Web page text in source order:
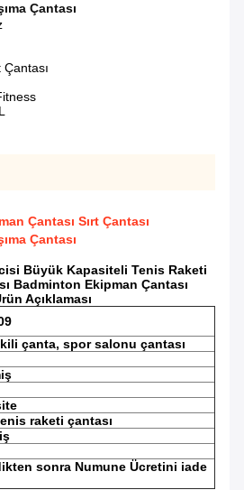
Çantası
Çantası Sırt Çantası
Çantası
Büyük Kapasiteli Tenis Raketi
Badminton Ekipman Çantası
Açıklaması
çanta, spor salonu çantası
raketi çantası
sonra Numune Ücretini iade